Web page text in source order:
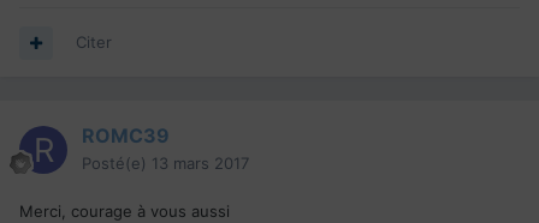
Citer
ROMC39
Posté(e) 13 mars 2017
Merci, courage à vous aussi